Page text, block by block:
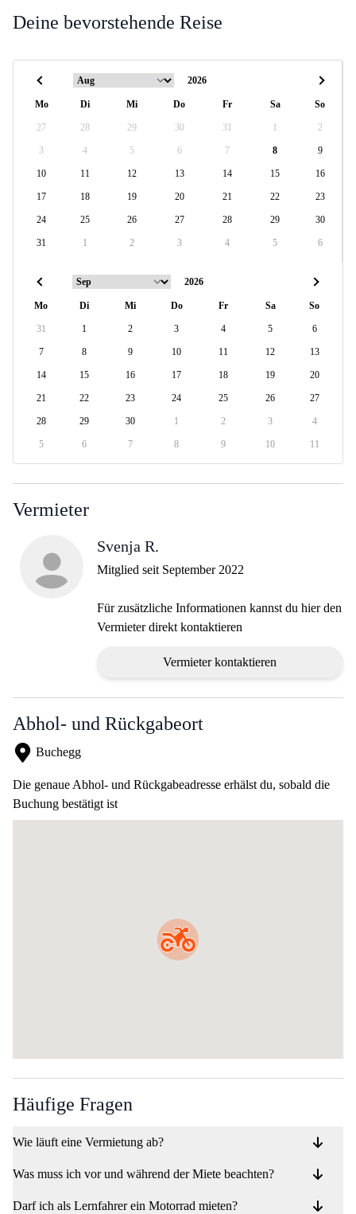
Deine bevorstehende Reise
Mo Di Mi Do Fr Sa So
27 28 29 30 31 1 2
3 4 5 6 7 8 9
10 11 12 13 14 15 16
17 18 19 20 21 22 23
24 25 26 27 28 29 30
31 1 2 3 4 5 6
Mo Di Mi Do Fr Sa So
31 1 2 3 4 5 6
7 8 9 10 11 12 13
14 15 16 17 18 19 20
21 22 23 24 25 26 27
28 29 30 1 2 3 4
5 6 7 8 9 10 11
Vermieter
Svenja R.
Mitglied seit September 2022
Für zusätzliche Informationen kannst du hier den
Vermieter direkt kontaktieren
Vermieter kontaktieren
Abhol- und Rückgabeort
Buchegg
Die genaue Abhol- und Rückgabeadresse erhälst du, sobald die
Buchung bestätigt ist
Häufige Fragen
Wie läuft eine Vermietung ab?
Was muss ich vor und während der Miete beachten?
Darf ich als Lernfahrer ein Motorrad mieten?